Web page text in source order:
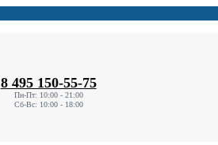
8 495 150-55-75
Пн-Пт: 10:00 - 21:00
Сб-Вс: 10:00 - 18:00